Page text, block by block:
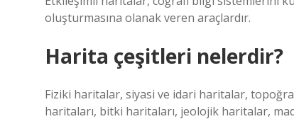
oluşturmasına olanak veren araçlardır.
Harita çeşitleri nelerdir?
Fiziki haritalar, siyasi ve idari haritalar,
haritaları, bitki haritaları, jeolojik haritalar,